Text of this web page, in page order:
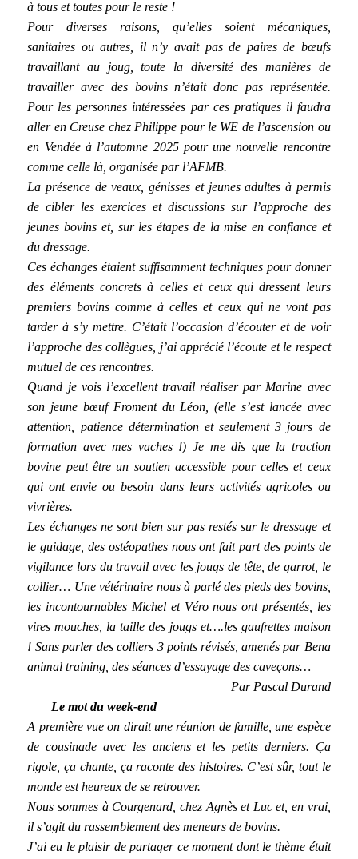
à tous et toutes pour le reste !
Pour diverses raisons, qu’elles soient mécaniques,
sanitaires ou autres, il n’y avait pas de paires de bœufs
travaillant au joug, toute la diversité des manières de
travailler avec des bovins n’était donc pas représentée.
Pour les personnes intéressées par ces pratiques il faudra
aller en Creuse chez Philippe pour le WE de l’ascension ou
en Vendée à l’automne 2025 pour une nouvelle rencontre
comme celle là, organisée par l’AFMB.
La présence de veaux, génisses et jeunes adultes à permis
de cibler les exercices et discussions sur l’approche des
jeunes bovins et, sur les étapes de la mise en confiance et
du dressage.
Ces échanges étaient suffisamment techniques pour donner
des éléments concrets à celles et ceux qui dressent leurs
premiers bovins comme à celles et ceux qui ne vont pas
tarder à s’y mettre. C’était l’occasion d’écouter et de voir
l’approche des collègues, j’ai apprécié l’écoute et le respect
mutuel de ces rencontres.
Quand je vois l’excellent travail réaliser par Marine avec
son jeune bœuf Froment du Léon, (elle s’est lancée avec
attention, patience détermination et seulement 3 jours de
formation avec mes vaches !) Je me dis que la traction
bovine peut être un soutien accessible pour celles et ceux
qui ont envie ou besoin dans leurs activités agricoles ou
vivrières.
Les échanges ne sont bien sur pas restés sur le dressage et
le guidage, des ostéopathes nous ont fait part des points de
vigilance lors du travail avec les jougs de tête, de garrot, le
collier… Une vétérinaire nous à parlé des pieds des bovins,
les incontournables Michel et Véro nous ont présentés, les
vires mouches, la taille des jougs et….les gaufrettes maison
! Sans parler des colliers 3 points révisés, amenés par Bena
animal training, des séances d’essayage des caveçons…
Par Pascal Durand
Le mot du week-end
A première vue on dirait une réunion de famille, une espèce
de cousinade avec les anciens et les petits derniers. Ça
rigole, ça chante, ça raconte des histoires. C’est sûr, tout le
monde est heureux de se retrouver.
Nous sommes à Courgenard, chez Agnès et Luc et, en vrai,
il s’agit du rassemblement des meneurs de bovins.
J’ai eu le plaisir de partager ce moment dont le thème était